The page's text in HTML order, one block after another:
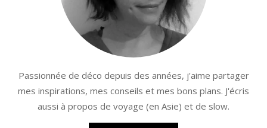
Passionnée de déco depuis des années, j'aime partager
mes inspirations, mes conseils et mes bons plans. J'écris
aussi à propos de voyage (en Asie) et de slow.